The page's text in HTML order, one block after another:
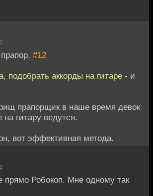
#12
подобрать аккорды на гитаре - и
прапорщик в наше время девок
гитару ведутся.
вот эффективная метода.
прямо Робокоп. Мне одному так